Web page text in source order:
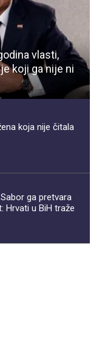
vlasti,
koji ga nije ni
koja nije čitala
ga pretvara
Hrvati u BiH traže